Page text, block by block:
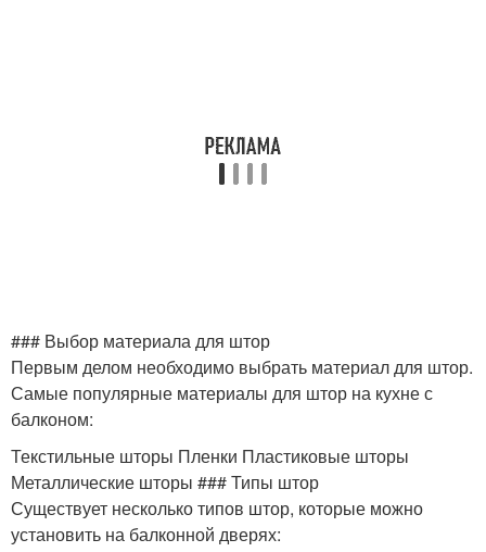
### Выбор материала для штор
Первым делом необходимо выбрать материал для штор.
Самые популярные материалы для штор на кухне с
балконом:
Текстильные шторы Пленки Пластиковые шторы
Металлические шторы ### Типы штор
Существует несколько типов штор, которые можно
установить на балконной дверях: